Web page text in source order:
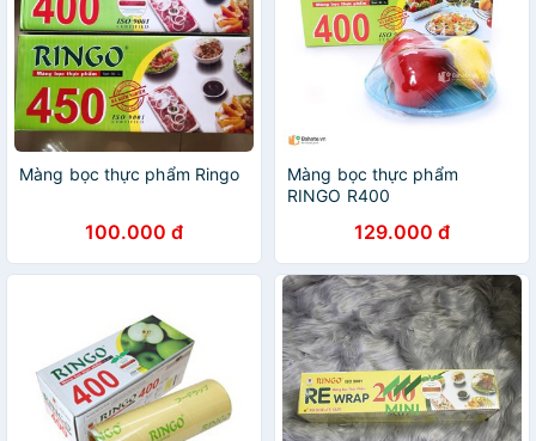
Màng bọc thực phẩm Ringo
100.000 đ
Màng bọc thực phẩm
RINGO R400
129.000 đ